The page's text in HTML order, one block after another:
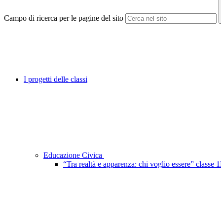
Campo di ricerca per le pagine del sito
I progetti delle classi
Educazione Civica
“Tra realtà e apparenza: chi voglio essere” classe